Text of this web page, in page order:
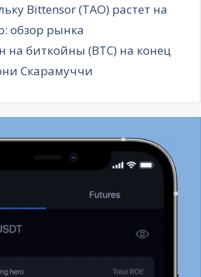
Bittensor (TAO) растет на
обзор рынка
на биткойны (BTC) на конец
Скарамуччи